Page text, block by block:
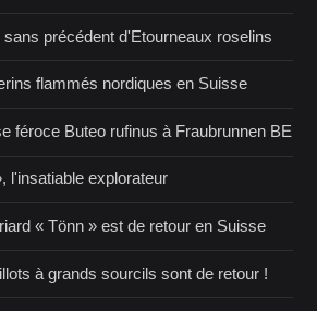
sans précédent d'Etourneaux roselins
flammés nordiques en Suisse
féroce Buteo rufinus à Fraubrunnen BE
l'insatiable explorateur
« Tönn » est de retour en Suisse
à grands sourcils sont de retour !